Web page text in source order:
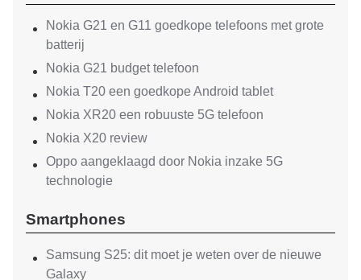
Nokia G21 en G11 goedkope telefoons met grote
batterij
Nokia G21 budget telefoon
Nokia T20 een goedkope Android tablet
Nokia XR20 een robuuste 5G telefoon
Nokia X20 review
Oppo aangeklaagd door Nokia inzake 5G
technologie
Smartphones
Samsung S25: dit moet je weten over de nieuwe
Galaxy